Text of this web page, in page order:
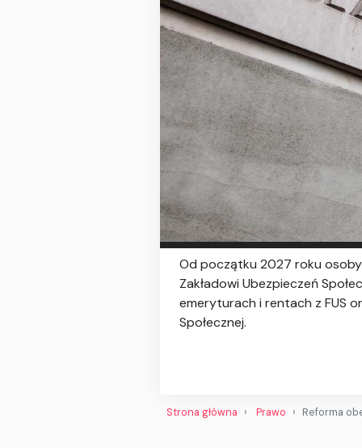
Od początku 2027 roku
Zakładowi Ubezpieczeń
emeryturach i rentach z FUS
Społecznej.
Strona główna Prawo Reforma